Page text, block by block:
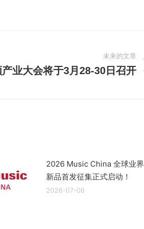
未来的文章
业大会将于3月28-30日召开
2026 Music China 全球业界
新品首发征集正式启动！
2026-07-06